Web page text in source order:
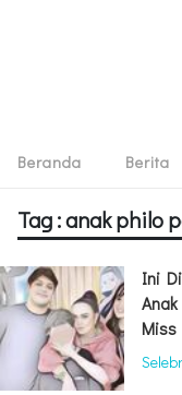
Beranda Berita
Tag : anak philo
Ini
Miss